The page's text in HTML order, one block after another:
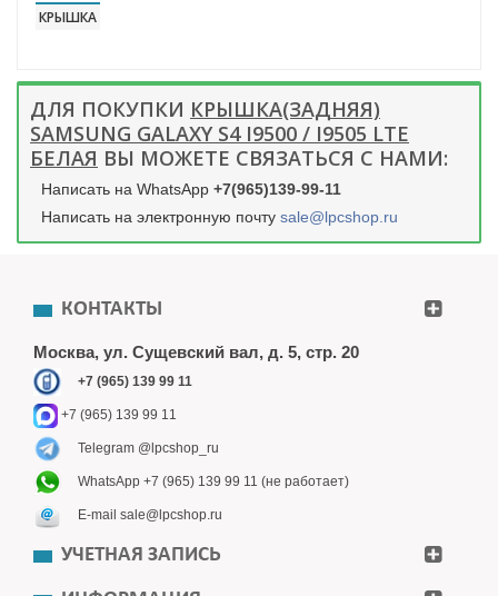
КРЫШКА
ДЛЯ ПОКУПКИ КРЫШКА(ЗАДНЯЯ)
SAMSUNG GALAXY S4 I9500 / I9505 LTE
БЕЛАЯ ВЫ МОЖЕТЕ СВЯЗАТЬСЯ С НАМИ:
Написать на WhatsApp +7(965)139-99-11
Написать на электронную почту sale@lpcshop.ru
КОНТАКТЫ
Москва, ул. Сущевский вал, д. 5, стр. 20
+7 (965) 139 99 11
+7 (965) 139 99 11
Telegram @lpcshop_ru
WhatsApp +7 (965) 139 99 11 (не работает)
E-mail sale@lpcshop.ru
УЧЕТНАЯ ЗАПИСЬ